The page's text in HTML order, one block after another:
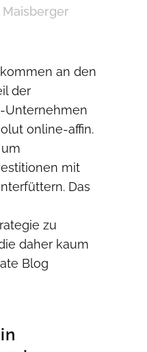
Maisberger
an den
der
Unternehmen
online-affin.
mit
Das
zu
daher kaum
Blog